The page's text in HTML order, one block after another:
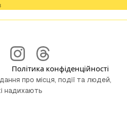
Політика конфіденційності
про місця, події та людей,
надихають